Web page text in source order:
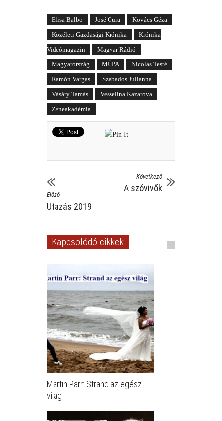
Elisa Balbo José Cura
Kovács Géza
Közéleti Gazdasági Krónika
Krónika
Videómagazin
Magyar Rádió
Magyarország
MÜPA
Nicolas Testé
Ramón Vargas
Szabados Julianna
Vásáry Tamás
Vesselina Kazarova
Zeneakadémia
Előző
Utazás 2019
Következő
A szóvivők
Kapcsolódó cikkek
Martin Parr: Strand az egész
világ